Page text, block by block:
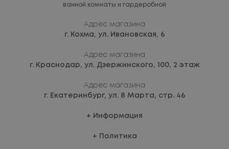
ванной комнаты и гардеробной
Адрес магазина
г. Кохма, ул. Ивановская, 6
Адрес магазина
г. Краснодар, ул. Дзержинского, 100, 2 этаж
Адрес магазина
г. Екатеринбург, ул. 8 Марта, стр. 46
Информация
Политика